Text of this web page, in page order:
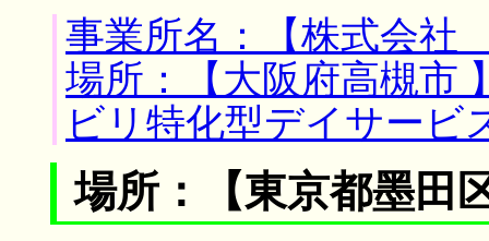
事業所名：【株式会
場所：【大阪府高槻市
ビリ特化型デイサービ
場所：【東京都墨田